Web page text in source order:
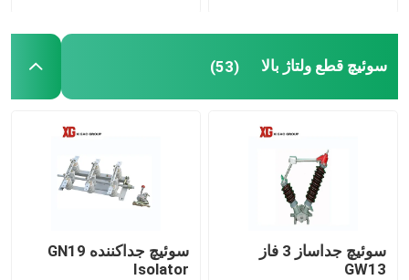
سوئیچ شکست بار SF6
توزیع برق توزیع برق
سوئیچ قطع ولتاژ بالا
قطع کننده مدار وکیوم
قطع کننده مدار SF6
سوئیچ قطع ولتاژ بالا (53)
سوئیچ جداساز 3 فاز
GW13
سوئیچ جداکننده GN19
Isolator